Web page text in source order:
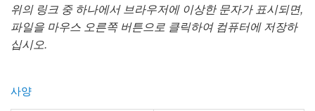
위의 링크 중 하나에서 브라우저에 이상한 문자가 표시되면,
파일을 마우스 오른쪽 버튼으로 클릭하여 컴퓨터에 저장하
십시오.
사양